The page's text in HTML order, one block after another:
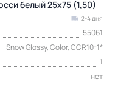
белый 25x75 (1,50)
2-4 дня
55061
Snow Glossy, Color, CCR10-1*
1
нет